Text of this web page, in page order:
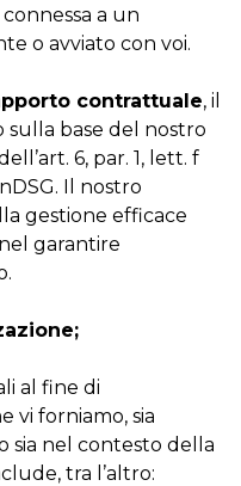
a un
o avviato con voi.
contrattuale, il
base del nostro
6, par. 1, lett. f
Il nostro
gestione efficace
garantire
al fine di
vi forniamo, sia
sia nel contesto della
tra l’altro: